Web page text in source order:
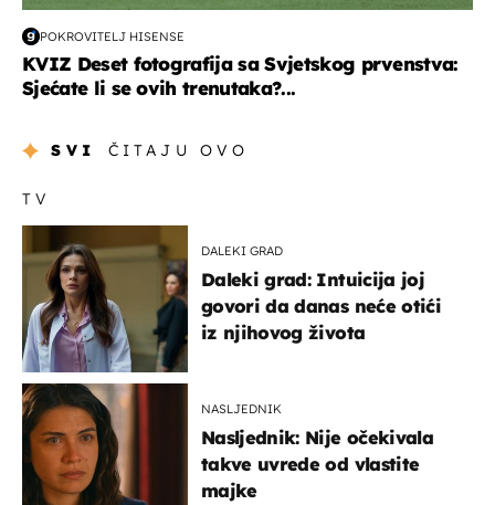
POKROVITELJ HISENSE
KVIZ Deset fotografija sa Svjetskog prvenstva:
Sjećate li se ovih trenutaka?...
SVI ČITAJU OVO
TV
DALEKI GRAD
Daleki grad: Intuicija joj
govori da danas neće otići
iz njihovog života
NASLJEDNIK
Nasljednik: Nije očekivala
takve uvrede od vlastite
majke